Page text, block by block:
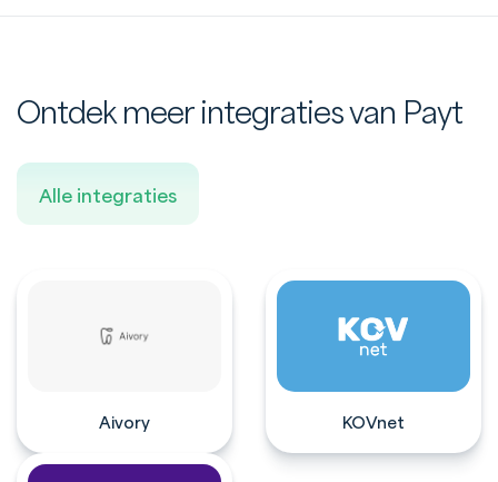
Ontdek meer integraties van Payt
Alle integraties
Aivory KOVnet